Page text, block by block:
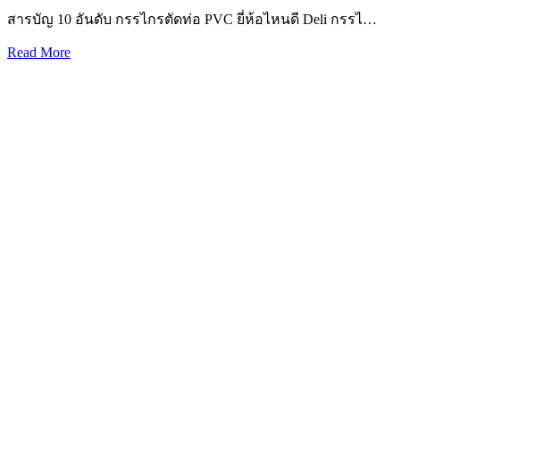
สารบัญ 10 อันดับ กรรไกรตัดท่อ PVC ยี่ห้อไหนดี Deli กรรไ…
Read More